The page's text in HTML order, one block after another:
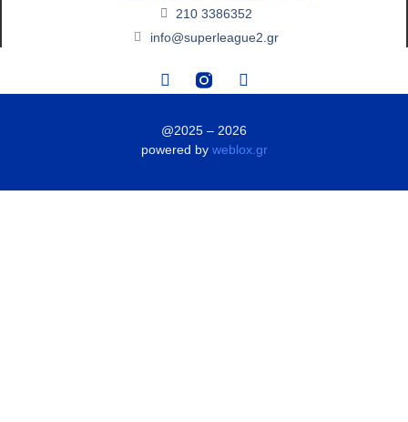
210 3386352
info@superleague2.gr
@2025 – 2026
powered by weblox.gr